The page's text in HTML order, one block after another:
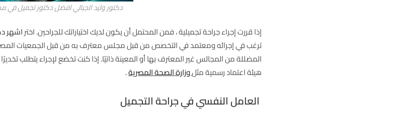
دكتور وليد الجبالي افضل دكتور تجميل في
إذا قررت إجراء جراحة تجميلية ، فمن المحتمل أن يكون لديك اختياراتك للجراحين. اختراشهر
ترغب في إجرائه ومعتمد في التخصص من قبل مجلس معترف به من قبل الجمعيات
المضللة من المجالس غير المعترف بها أو المعينة ذاتيًا. إذا كنت تخضع لإجراء يتطلب
هيئة اعتماد رسمية مثلوزارة الصحة المصرية.
العامل النفسي في جراحة التجميل